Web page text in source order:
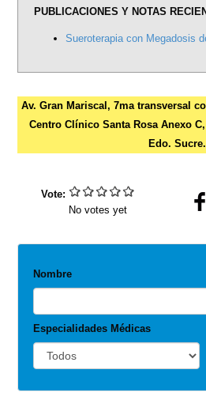
PUBLICACIONES Y NOTAS
Sueroterapia con Megadosis
Av. Gran Mariscal, 7ma transversal
Centro Clínico Santa Rosa Anexo
Edo. Sucre.
Vote:
No votes yet
Nombre
Especialidades Médicas